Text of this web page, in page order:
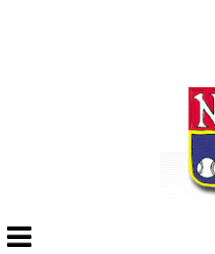
Veksle
navigasjon